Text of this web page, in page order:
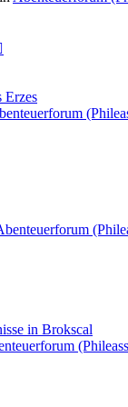
Erzes
in Brokscal